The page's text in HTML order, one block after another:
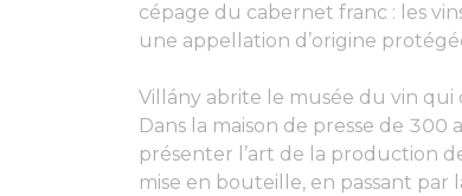
cépage du cabernet franc : les
une appellation d’origine
Villány abrite le musée du vin qui
Dans la maison de presse de 300
présenter l’art de la production
mise en bouteille, en passant